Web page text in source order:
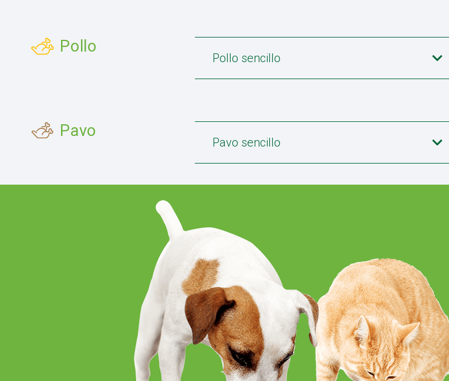
Pollo
Pollo sencillo
Pavo
Pavo sencillo